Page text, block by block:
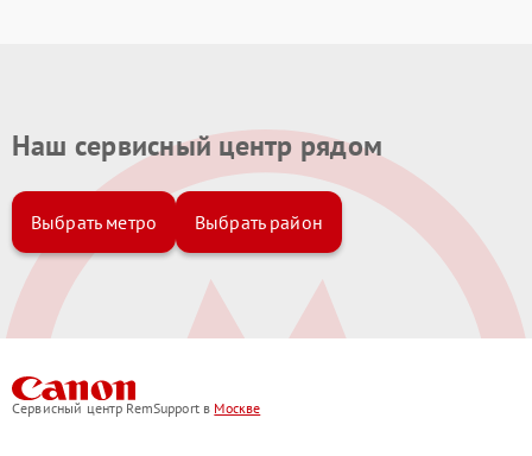
компонентное восстановление платы;
использование качественных комплектующих;
полное тестирование после ремонта;
гарантия на выполненные услуги.
Обращаясь к нам, вы восстанавливаете стабильную работу
фотоаппарата Canon и продлеваете срок его службы. Мы
надежности вашей техники.
Наш сервисный центр рядом
Выбрать метро Выбрать район
Сервисный центр RemSupport в Москве